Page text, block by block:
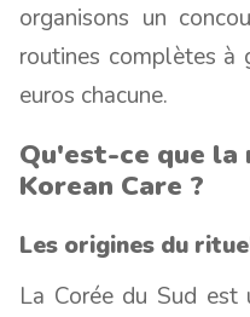
organisons un
routines complètes à
euros chacune.
Qu'est-ce que
Korean Care ?
Les origines du
La Corée du Sud est